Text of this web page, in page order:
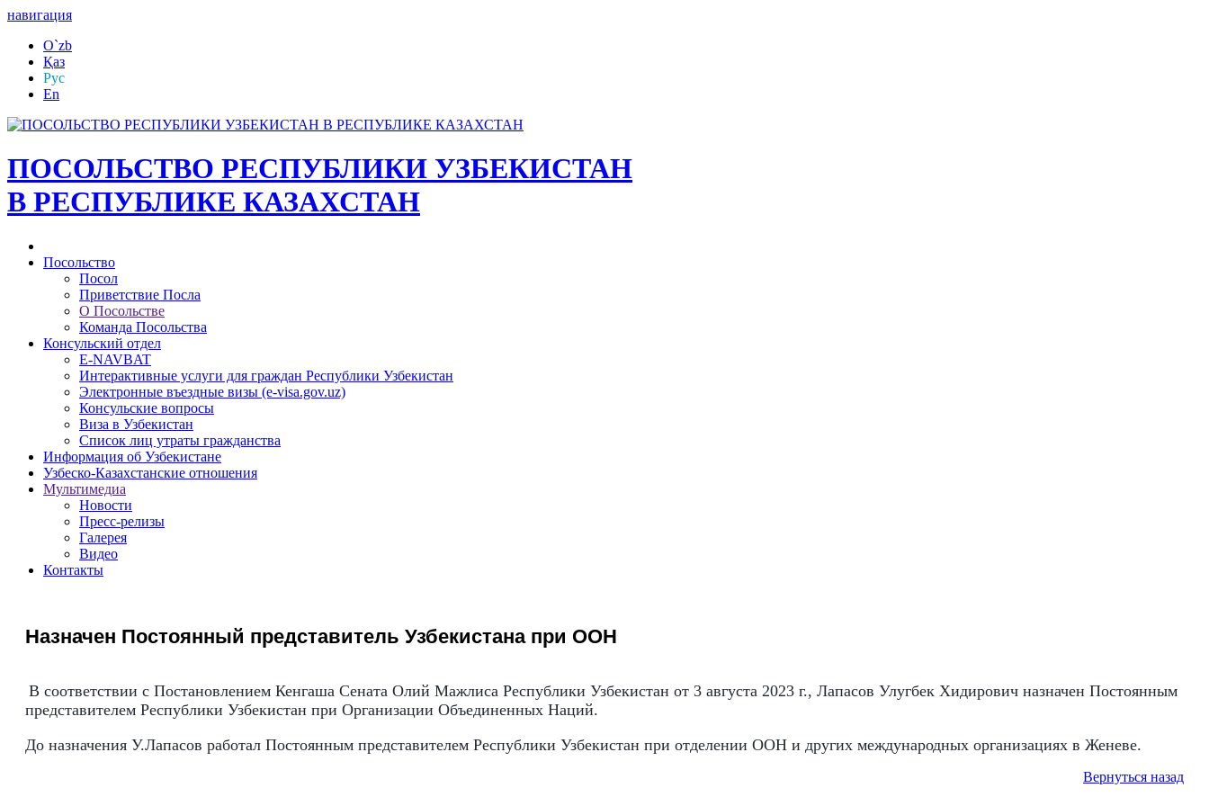
навигация
O`zb
Қаз
Рус
En
ПОСОЛЬСТВО РЕСПУБЛИКИ УЗБЕКИСТАН
В РЕСПУБЛИКЕ КАЗАХСТАН
Посольство
Посол
Приветствие Посла
О Посольстве
Команда Посольства
Консульский отдел
E-NAVBAT
Интерактивные услуги для граждан Республики Узбекистан
Электронные въездные визы (e-visa.gov.uz)
Консульские вопросы
Виза в Узбекистан
Список лиц утраты гражданства
Информация об Узбекистане
Узбеско-Казахстанские отношения
Мультимедиа
Новости
Пресс-релизы
Галерея
Видео
Контакты
Назначен Постоянный представитель Узбекистана при ООН
В соответствии с Постановлением Кенгаша Сената Олий Мажлиса Республики Узбекистан от 3 августа 2023 г., Лапасов Улугбек Хидирович назначен Постоянным
представителем Республики Узбекистан при Организации Объединенных Наций.
До назначения У.Лапасов работал Постоянным представителем Республики Узбекистан при отделении ООН и других международных организациях в Женеве.
Вернуться назад